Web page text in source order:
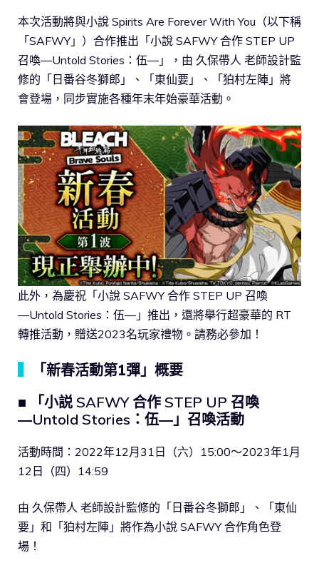
本次活動將與小說 Spirits Are Forever With You（以下稱
「SAFWY」）合作推出「小說 SAFWY 合作 STEP UP
召喚―Untold Stories：伍―」，由 久保帶人 老師設計監
修的「日番谷冬獅郎」、「東仙要」、「狛村左陣」將
會登場，同步實施各種年末年始豪華活動。
此外，為慶祝「小說 SAFWY 合作 STEP UP 召喚
―Untold Stories：伍―」推出，還將舉行超豪華的 RT
轉推活動，贈送2023名玩家禮物。請務必參加！
「新春活動第1彈」概要
■ 「小説 SAFWY 合作 STEP UP 召喚
―Untold Stories：伍―」召喚活動
活動時間：2022年12月31日（六）15:00～2023年1月
12日（四）14:59
由 久保帶人 老師設計監修的「日番谷冬獅郎」、「東仙
要」和「狛村左陣」將作為小說 SAFWY 合作角色登
場！